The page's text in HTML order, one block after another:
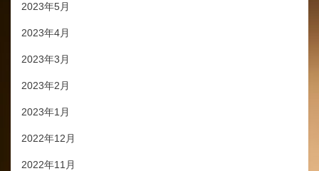
2023年5月
2023年4月
2023年3月
2023年2月
2023年1月
2022年12月
2022年11月